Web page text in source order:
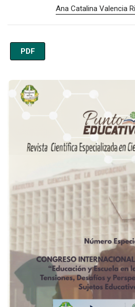
Ana Catalina Valencia
PDF
Imagen de